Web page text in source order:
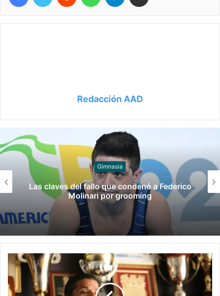
Redacción AAD
Juegos
Late el Sur: la canción de los Juegos
Suramericanos compuesta por mujeres